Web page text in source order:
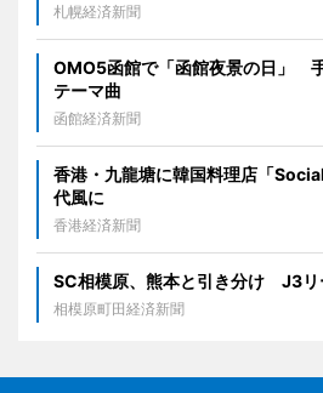
札幌経済新聞
OMO5函館で「函館夜景の日」
テーマ曲
函館経済新聞
香港・九龍塘に韓国料理店「
代風に
香港経済新聞
SC相模原、熊本と引き分け J3リ
相模原町田経済新聞